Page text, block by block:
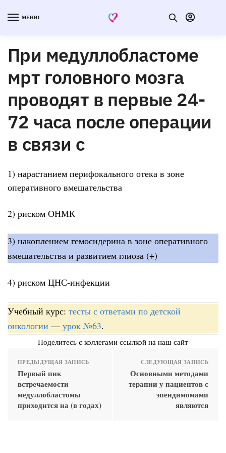
МЕНЮ
При медуллобластоме
мрт головного мозга
проводят в первые 24-
72 часа после операции
в связи с
1) нарастанием перифокального отека в зоне
оперативного вмешательства
2) риском ОНМК
3) накоплением гемосидерина в зоне оперативного
вмешательства и развитием глиоза (+)
4) риском ЦНС-инфекции
Учебный курс: тесты с ответами по детской
онкологии — урок №63.
Поделитесь с коллегами ссылкой на наш сайт
ПРЕДЫДУЩАЯ ЗАПИСЬ
Первый пик
встречаемости
медуллобластомы
приходится на (в годах)
СЛЕДУЮЩАЯ ЗАПИСЬ
Основными методами
терапии у пациентов с
эпендимомами
являются